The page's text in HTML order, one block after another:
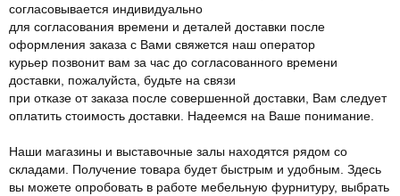
согласовывается индивидуально
для согласования времени и деталей доставки после
оформления заказа с Вами свяжется наш оператор
курьер позвонит вам за час до согласованного времени
доставки, пожалуйста, будьте на связи
при отказе от заказа после совершенной доставки, Вам следует
оплатить стоимость доставки. Надеемся на Ваше понимание.
Наши магазины и выставочные залы находятся рядом со
складами. Получение товара будет быстрым и удобным. Здесь
вы можете опробовать в работе мебельную фурнитуру, выбрать